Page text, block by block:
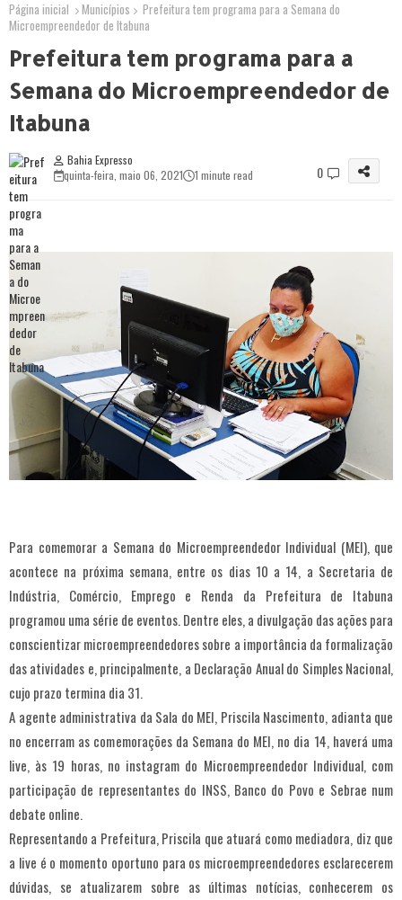
Página inicial Municípios
Prefeitura tem programa para a Semana do
Microempreendedor de Itabuna
Prefeitura tem programa para a
Semana do Microempreendedor de
Itabuna
Bahia Expresso
quinta-feira, maio 06, 2021
1 minute read 0
Para comemorar a Semana do Microempreendedor Individual (MEI), que
acontece na próxima semana, entre os dias 10 a 14, a Secretaria de
Indústria, Comércio, Emprego e Renda da Prefeitura de Itabuna
programou uma série de eventos. Dentre eles, a divulgação das ações para
conscientizar microempreendedores sobre a importância da formalização
das atividades e, principalmente, a Declaração Anual do Simples Nacional,
cujo prazo termina dia 31.
A agente administrativa da Sala do MEI, Priscila Nascimento, adianta que
no encerram as comemorações da Semana do MEI, no dia 14, haverá uma
live, às 19 horas, no instagram do Microempreendedor Individual, com
participação de representantes do INSS, Banco do Povo e Sebrae num
debate online.
Representando a Prefeitura, Priscila que atuará como mediadora, diz que
a live é o momento oportuno para os microempreendedores esclarecerem
dúvidas, se atualizarem sobre as últimas notícias, conhecerem os